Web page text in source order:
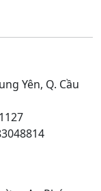
Yên, Q. Cầu